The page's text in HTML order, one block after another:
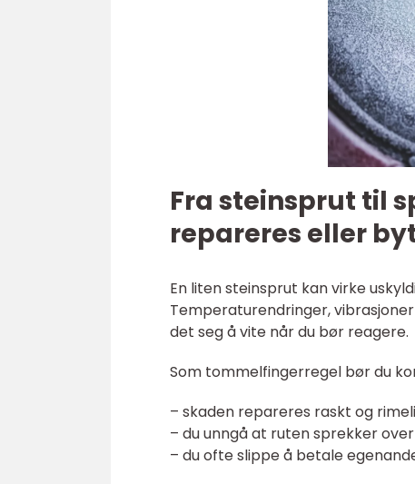
Fra steinsprut til
repareres eller
En liten steinsprut kan virke
Temperaturendringer,
det seg å vite når du bør reagere.
Som tommelfingerregel bør du
– skaden repareres raskt og
– du unngå at ruten sprekker
– du ofte slippe å betale